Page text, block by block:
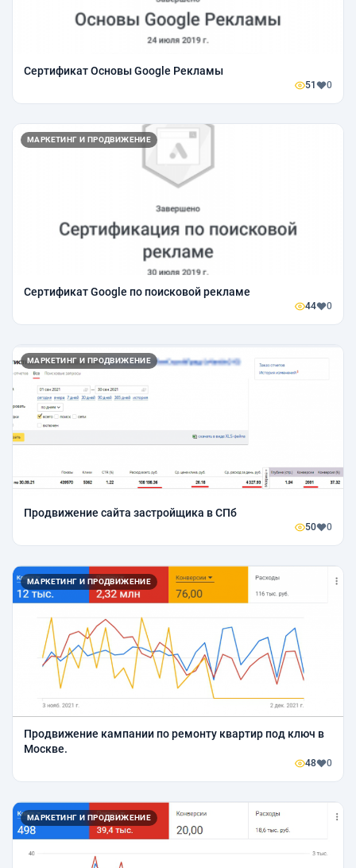
Сертификат Основы Google Рекламы
51 0
МАРКЕТИНГ И ПРОДВИЖЕНИЕ
Сертификат Google по поисковой рекламе
44 0
МАРКЕТИНГ И ПРОДВИЖЕНИЕ
Продвижение сайта застройщика в СПб
50 0
МАРКЕТИНГ И ПРОДВИЖЕНИЕ
Продвижение кампании по ремонту квартир под ключ в
Москве.
48 0
МАРКЕТИНГ И ПРОДВИЖЕНИЕ